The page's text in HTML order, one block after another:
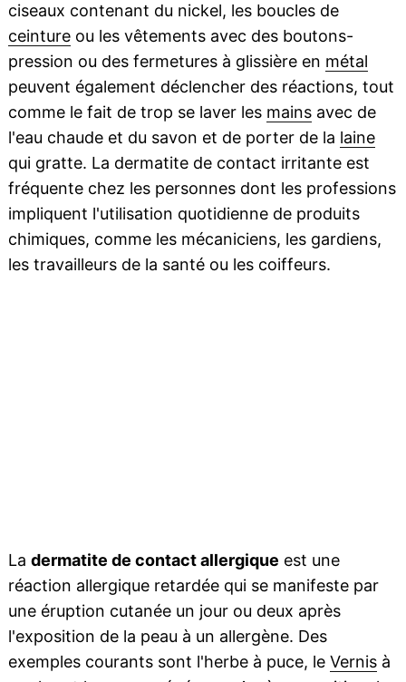
ciseaux contenant du nickel, les boucles de
ceintureou les vêtements avec des boutons-
pression ou des fermetures à glissière en métal
peuvent également déclencher des réactions, tout
comme le fait de trop se laver les mainsavec de
l'eau chaude et du savon et de porter de la laine
qui gratte. La dermatite de contact irritante est
fréquente chez les personnes dont les professions
impliquent l'utilisation quotidienne de produits
chimiques, comme les mécaniciens, les gardiens,
les travailleurs de la santé ou les coiffeurs.
La dermatite de contact allergique est une
réaction allergique retardée qui se manifeste par
une éruption cutanée un jour ou deux après
l'exposition de la peau à un allergène. Des
exemples courants sont l'herbe à puce, le Vernisà